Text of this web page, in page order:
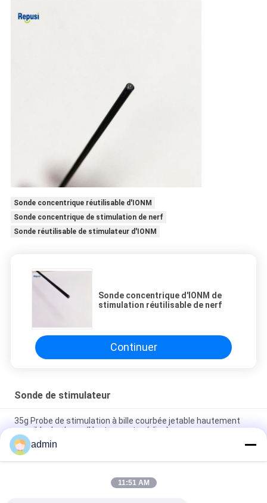
Sonde concentrique réutilisable d'IONM
Sonde concentrique de stimulation de nerf
Sonde réutilisable de stimulateur d'IONM
Sonde concentrique d'IONM de
stimulation réutilisable de nerf
Continuer
Sonde de stimulateur
35g Probe de stimulation à bille courbée jetable hautement
sensible de classe II Instrument médical
Problème de stimulation nerveuse à triple crochet jetable 100
angle
Probes de stimulation nerveuse à triple crochet jetables à
admin
11:51 AM